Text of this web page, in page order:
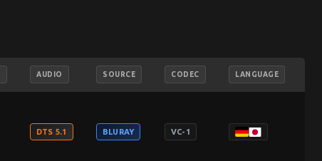
AUDIO SOURCE CODEC LANGUAGE
DTS 5.1 BLURAY VC-1